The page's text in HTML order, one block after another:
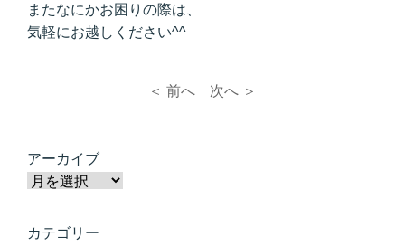
またなにかお困りの際は、
気軽にお越しください^^
＜ 前へ 次へ ＞
アーカイブ
カテゴリー